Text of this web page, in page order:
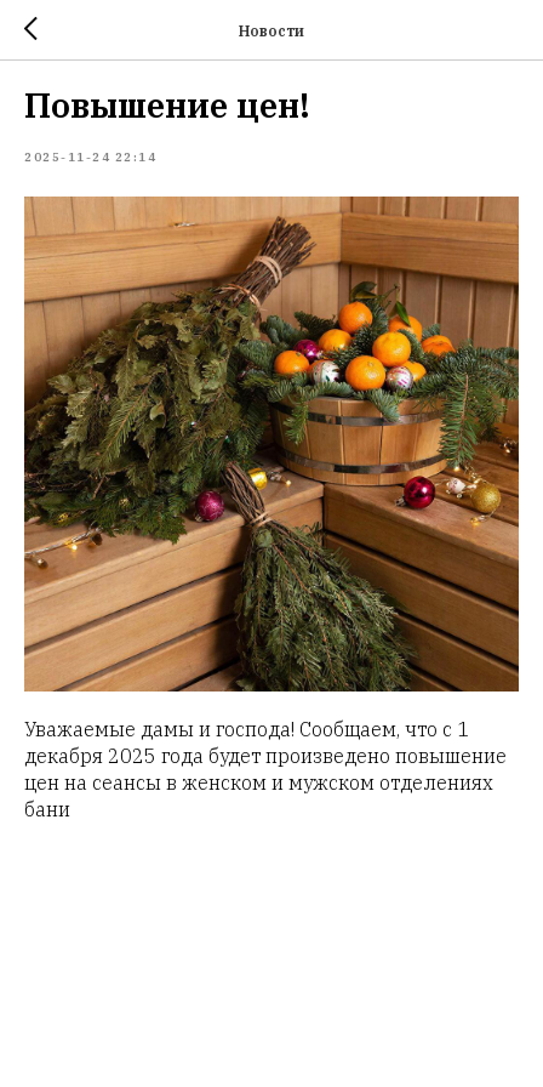
Новости
Повышение цен!
2025-11-24 22:14
Уважаемые дамы и господа! Сообщаем, что с 1
декабря 2025 года будет произведено повышение
цен на сеансы в женском и мужском отделениях
бани